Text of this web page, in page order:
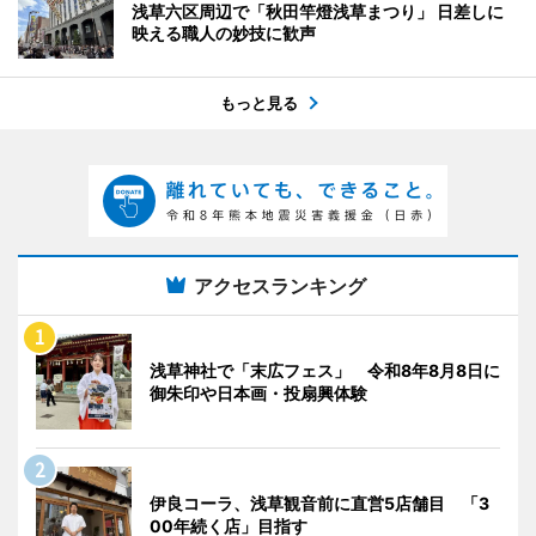
浅草六区周辺で「秋田竿燈浅草まつり」 日差しに
映える職人の妙技に歓声
もっと見る
アクセスランキング
浅草神社で「末広フェス」 令和8年8月8日に
御朱印や日本画・投扇興体験
伊良コーラ、浅草観音前に直営5店舗目 「3
00年続く店」目指す